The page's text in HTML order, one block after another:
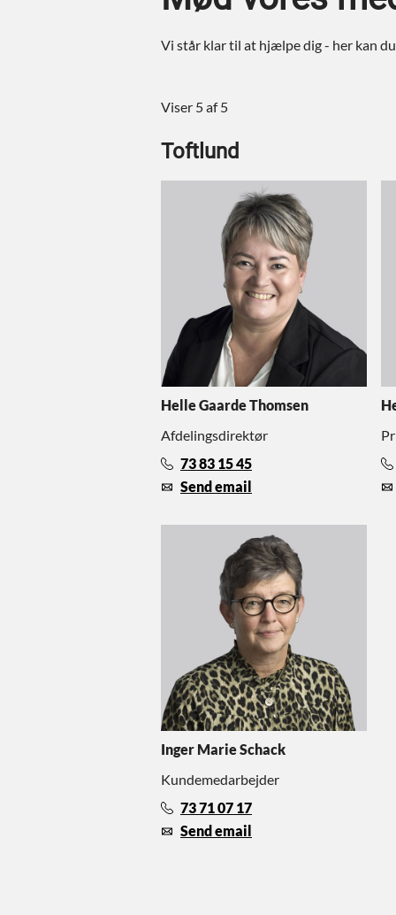
Vi står klar til at hjælpe dig - her kan
Viser 5 af 5
Toftlund
Helle Gaarde Thomsen
Afdelingsdirektør
73 83 15 45
Send email
Inger Marie Schack
Kundemedarbejder
73 71 07 17
Send email